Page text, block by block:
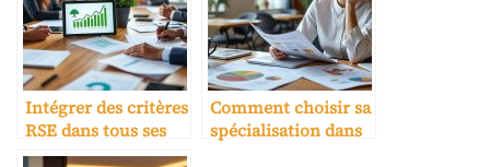
Intégrer des critères
RSE dans tous ses
contrats
Comment choisir sa
spécialisation dans